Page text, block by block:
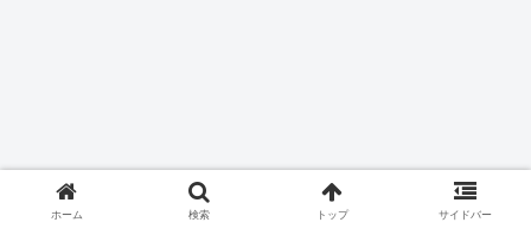
ホーム 検索 トップ サイドバー